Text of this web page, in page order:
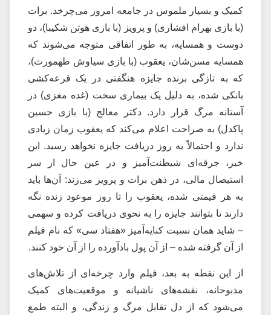
کمیک و بسیار ملموس در جامعه امروز می‌چرخد. برات
(با بازی بهرام افشاری) و پرویز (با بازی هوتن شکیبا)، دو
دوست و همسایه، به طور اتفاقی متوجه می‌شوند که
همسایه مسن‌شان، یعقوب (با بازی سیاوش طهمورث)،
که به تازگی برنده جایزه هنگفتی در یک قرعه‌کشی
بانکی شده، به دلیل یک بیماری سخت (غده مغزی) در
آستانه مرگ قرار دارد. دکتر معالج (با بازی حسین
پاکدل) به صراحت اعلام می‌کند که یعقوب زمان زیادی
ندارد و احتمالاً به روز دریافت جایزه نخواهد رسید. این
خبر، جرقه‌ای شیطنت‌آمیز و در عین حال از سر
استیصال مالی، در ذهن برات و پرویز می‌زند: آن‌ها باید
به هر قیمتی شده، یعقوب را تا روز موعود زنده نگه
دارند تا بتوانند جایزه را به نحوی دریافت کرده و سهمی
– شاید همان نسبت کنایه‌آمیز «هفتاد سی» که نام فیلم
از آن گرفته شده – از آن پول بادآورده را از آن خود کنند.
از این نقطه به بعد، فیلم وارد چرخه‌ای از تلاش‌های
مذبوحانه، نقشه‌های ناشیانه و موقعیت‌های کمیک
می‌شود که از دل تقابل مرگ و زندگی، و البته طمع